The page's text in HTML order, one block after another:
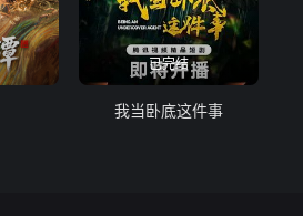
已完结
我当卧底这件事